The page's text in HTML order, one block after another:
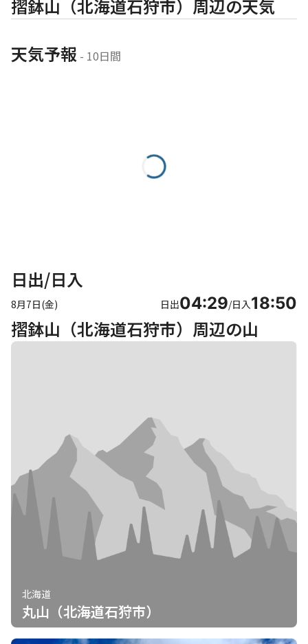
摺鉢山（北海道石狩市）周辺の天気
天気予報 - 10日間
日出/日入
8月7日(金) 日出04:29/日入18:50
摺鉢山（北海道石狩市）周辺の山
北海道
丸山（北海道石狩市）